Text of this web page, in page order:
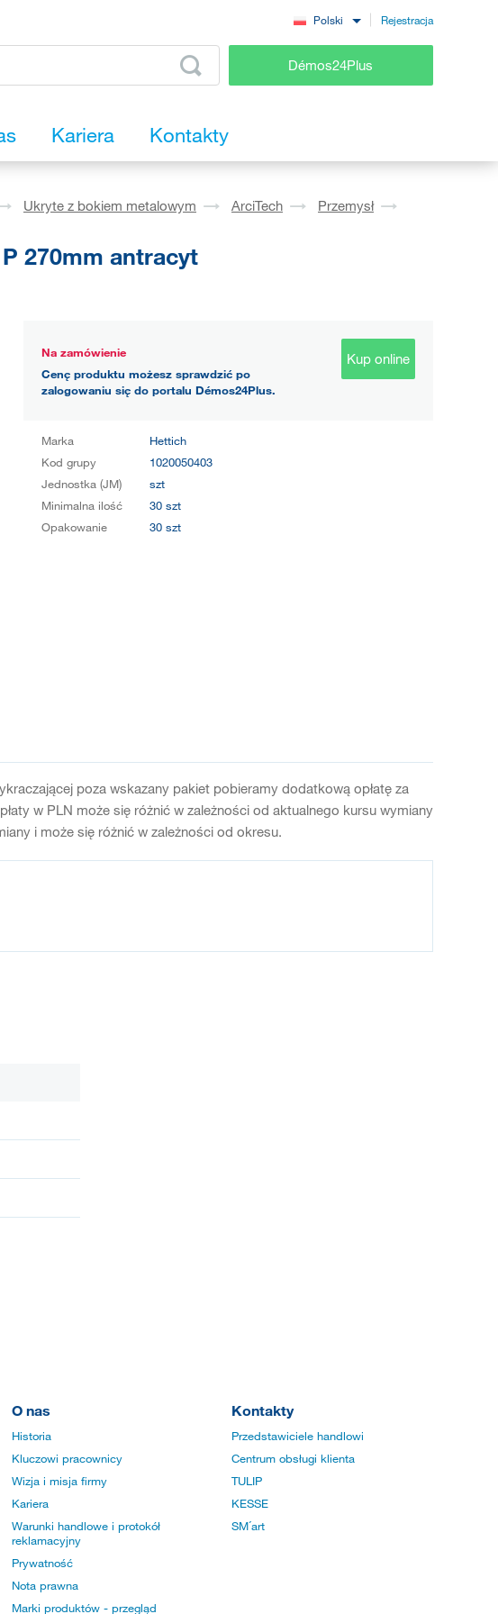
Polski Rejestracja
Démos24Plus
Kariera Kontakty
Ukryte z bokiem metalowym ArciTech
Przemysł
270mm antracyt
Na zamówienie
Cenę produktu możesz sprawdzić po
zalogowaniu się do portalu Démos24Plus.
Kup online
Marka
Hettich
Kod grupy
1020050403
Jednostka (JM)
szt
Minimalna ilość
30 szt
Opakowanie
30 szt
poza wskazany pakiet pobieramy dodatkową opłatę za
w PLN może się różnić w zależności od aktualnego kursu wymiany
i może się różnić w zależności od okresu.
O nas
Historia
Kluczowi pracownicy
Wizja i misja firmy
Kariera
Warunki handlowe i protokół
reklamacyjny
Prywatność
Nota prawna
Marki produktów - przegląd
Kontakty
Przedstawiciele handlowi
Centrum obsługi klienta
TULIP
KESSE
SM´art